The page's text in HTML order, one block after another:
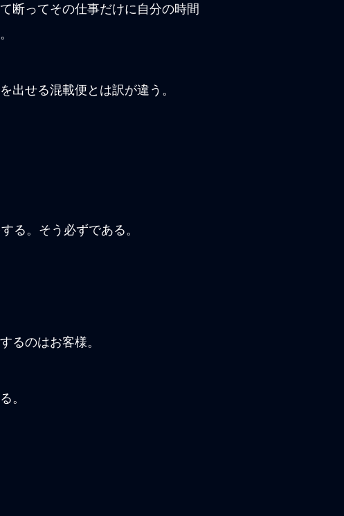
断ってその仕事だけに自分の時間
出せる混載便とは訳が違う。
る。そう必ずである。
るのはお客様。
。